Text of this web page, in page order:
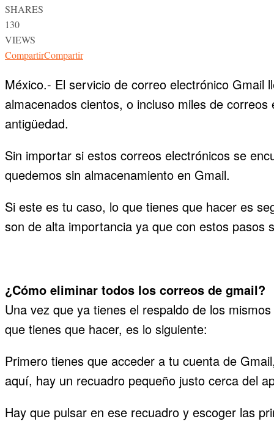
SHARES
130
VIEWS
CompartirCompartir
México.- El servicio de correo electrónico
almacenados cientos, o incluso miles de
antigüedad.
Sin importar si estos correos electrónicos se
quedemos sin almacenamiento en Gmail.
Si este es tu caso, lo que tienes que hacer es
son de alta importancia ya que con estos pasos
¿Cómo eliminar todos los correos de gmail?
Una vez que ya tienes el respaldo de los
que tienes que hacer, es lo siguiente:
Primero tienes que acceder a tu cuenta de
aquí, hay un recuadro pequeño justo cerca del
Hay que pulsar en ese recuadro y escoger las